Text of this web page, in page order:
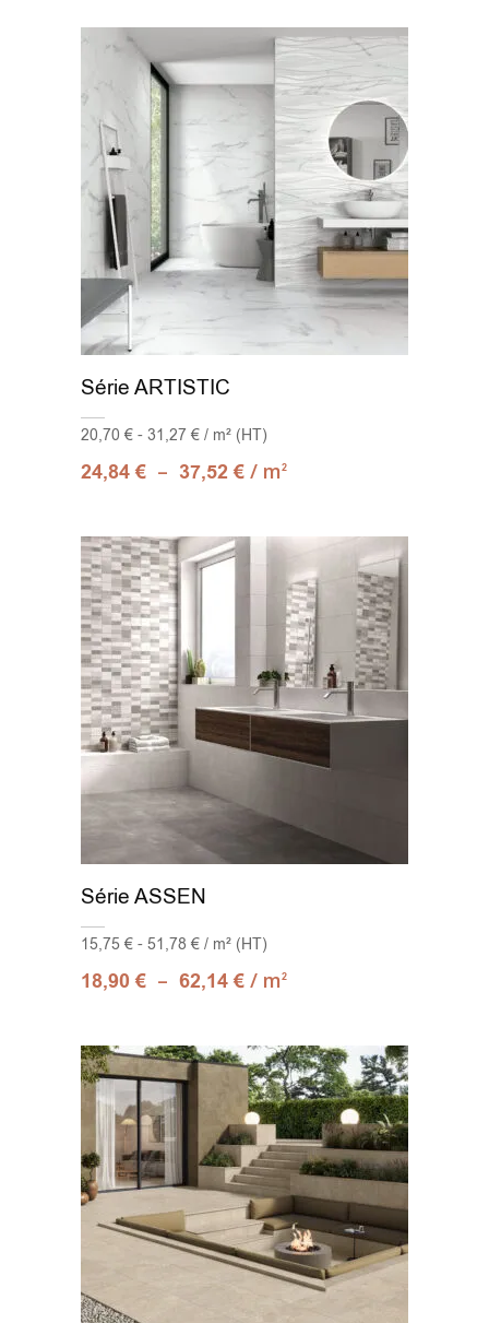
Série ARTISTIC
20,70 € - 31,27 € / m² (HT)
24,84€ – 37,52€ / m2
Série ASSEN
15,75 € - 51,78 € / m² (HT)
18,90€ – 62,14€ / m2